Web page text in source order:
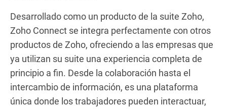
Desarrollado como un producto de la suite Zoho,
Zoho Connect se integra perfectamente con otros
productos de Zoho, ofreciendo a las empresas que
ya utilizan su suite una experiencia completa de
principio a fin. Desde la colaboración hasta el
intercambio de información, es una plataforma
única donde los trabajadores pueden interactuar,